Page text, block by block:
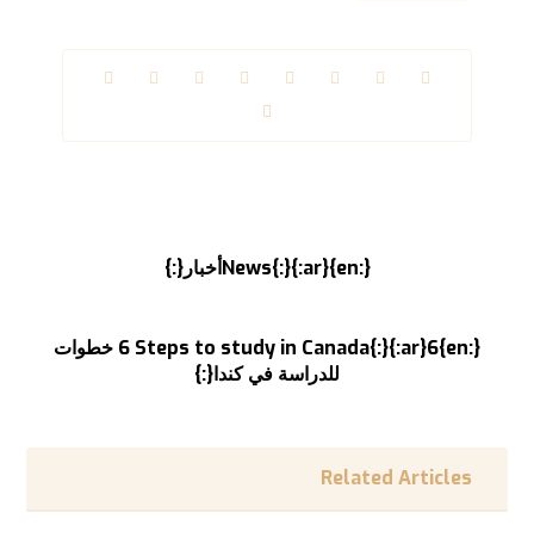
{:en}News{:}{:ar}أخبار{:}
{:en}6 Steps to study in Canada{:}{:ar}6 خطوات
للدراسة في كندا{:}
Related Articles